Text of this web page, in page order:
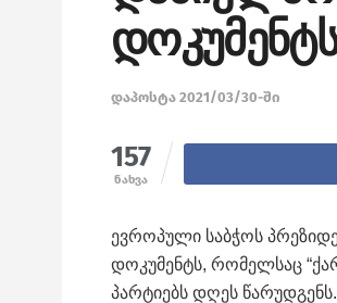
დაპოსტა 2021/03/30-ში
157
ნახვა
ევროპული საბჭოს
დოკუმენტს, რომელსაც
პარტიებს დღეს წარუდგენს.